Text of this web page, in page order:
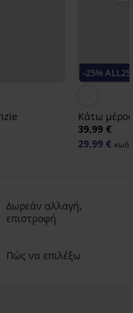
-25% ALL25
Κάτω
39,99 €
29,99 €
Δωρεάν αλλαγή,
επιστροφή
Πώς να επιλέξω